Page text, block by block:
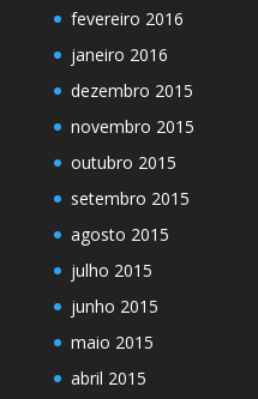
fevereiro 2016
janeiro 2016
dezembro 2015
novembro 2015
outubro 2015
setembro 2015
agosto 2015
julho 2015
junho 2015
maio 2015
abril 2015